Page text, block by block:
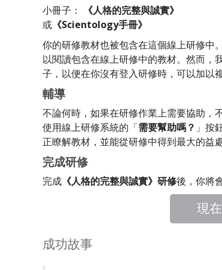
小冊子：
《人格的完整與誠實》
或 《Scientology手冊》
你的研修教材也被包含在這個線上研修中
以閱讀包含在線上研修中的教材。然而，
子，以便在你沒有登入研修時，可以加以
輔導
不論何時，如果在研修作業上需要協助，
使用線上研修系統的「需要幫助嗎？ 」按
正瞭解教材，並能從研修中得到最大的益
完成研修
完成 《人格的完整與誠實》研修後，你將
現
成功故事